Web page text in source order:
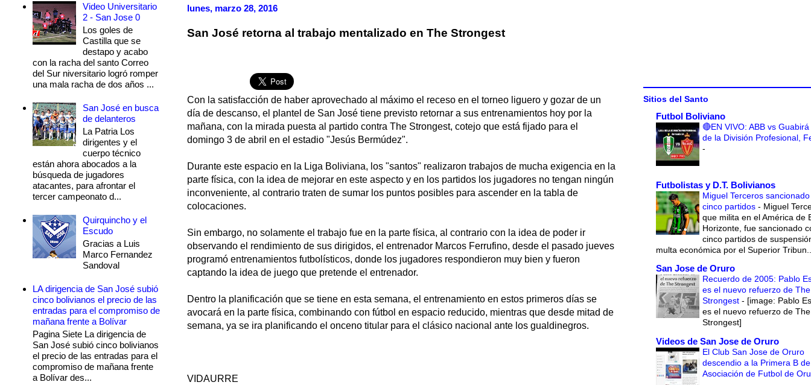
lunes, marzo 28, 2016
San José retorna al trabajo mentalizado en The Strongest
Con la satisfacción de haber aprovechado al máximo el receso en el torneo liguero y gozar de un
día de descanso, el plantel de San José tiene previsto retornar a sus entrenamientos hoy por la
mañana, con la mirada puesta al partido contra The Strongest, cotejo que está fijado para el
domingo 3 de abril en el estadio "Jesús Bermúdez".
Durante este espacio en la Liga Boliviana, los "santos" realizaron trabajos de mucha exigencia en la
parte física, con la idea de mejorar en este aspecto y en los partidos los jugadores no tengan ningún
inconveniente, al contrario traten de sumar los puntos posibles para ascender en la tabla de
colocaciones.
Sin embargo, no solamente el trabajo fue en la parte física, al contrario con la idea de poder ir
observando el rendimiento de sus dirigidos, el entrenador Marcos Ferrufino, desde el pasado jueves
programó entrenamientos futbolísticos, donde los jugadores respondieron muy bien y fueron
captando la idea de juego que pretende el entrenador.
Dentro la planificación que se tiene en esta semana, el entrenamiento en estos primeros días se
avocará en la parte física, combinando con fútbol en espacio reducido, mientras que desde mitad de
semana, ya se ira planificando el onceno titular para el clásico nacional ante los gualdinegros.
VIDAURRE
Video Universitario
2 - San Jose 0
Los goles de
Castilla que se
destapo y acabo
con la racha del santo Correo
del Sur niversitario logró romper
una mala racha de dos años ...
San José en busca
de delanteros
La Patria Los
dirigentes y el
cuerpo técnico
están ahora abocados a la
búsqueda de jugadores
atacantes, para afrontar el
tercer campeonato d...
Quirquincho y el
Escudo
Gracias a Luis
Marco Fernandez
Sandoval
LA dirigencia de San José subió
cinco bolivianos el precio de las
entradas para el compromiso de
mañana frente a Bolívar
Pagina Siete La dirigencia de
San José subió cinco bolivianos
el precio de las entradas para el
compromiso de mañana frente
a Bolívar des...
Sitios del Santo
Futbol Boliviano
🔴EN VIVO: ABB vs
de la División Profesional,
-
Futbolistas y D.T. Bolivianos
Miguel Terceros
cinco partidos - Miguel
que milita en el América de
Horizonte, fue sancionado
cinco partidos de
multa económica por el Superior
San Jose de Oruro
Recuerdo de 2005: Pablo
es el nuevo refuerzo de The
Strongest - [image: Pablo
es el nuevo refuerzo de The
Strongest]
Videos de San Jose de Oruro
El Club San Jose de Oruro
descendio a la Primera B
Asociación de Futbol de